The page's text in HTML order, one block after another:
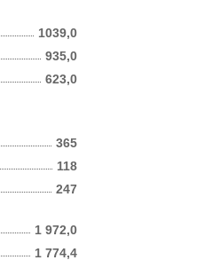
1039,0
935,0
623,0
365
247
118
1 972,0
1 774,4